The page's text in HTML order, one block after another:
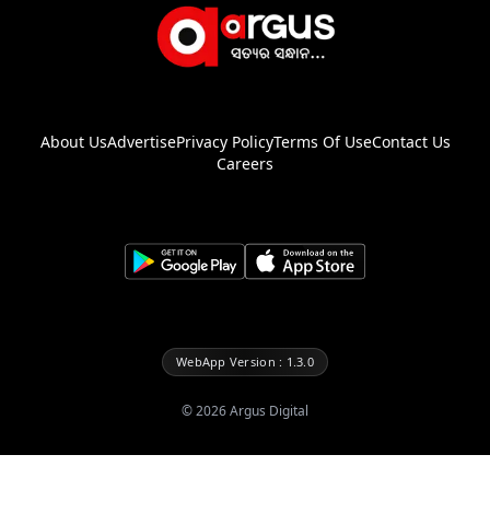
About UsAdvertisePrivacy PolicyTerms Of UseContact Us
Careers
WebApp Version : 1.3.0
©2026Argus Digital